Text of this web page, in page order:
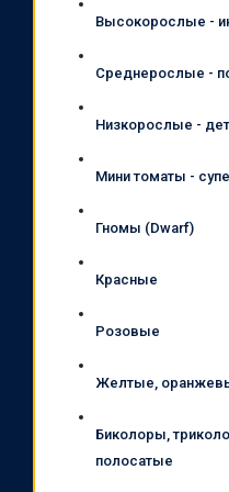
Высокорослые -
Среднерослые -
Низкорослые -
Мини томаты -
Гномы (Dwarf)
Красные
Розовые
Желтые,
Биколоры,
полосатые